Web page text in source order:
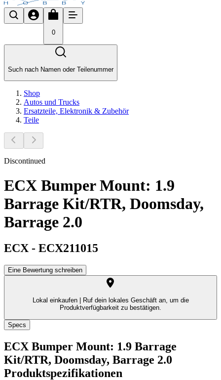
0
Such nach Namen oder Teilenummer
Shop
Autos und Trucks
Ersatzteile, Elektronik & Zubehör
Teile
Discontinued
ECX Bumper Mount: 1.9
Barrage Kit/RTR, Doomsday,
Barrage 2.0
ECX - ECX211015
Eine Bewertung schreiben
Lokal einkaufen |
Ruf dein lokales Geschäft an, um die
Produktverfügbarkeit zu bestätigen.
Specs
ECX Bumper Mount: 1.9 Barrage
Kit/RTR, Doomsday, Barrage 2.0
Produktspezifikationen